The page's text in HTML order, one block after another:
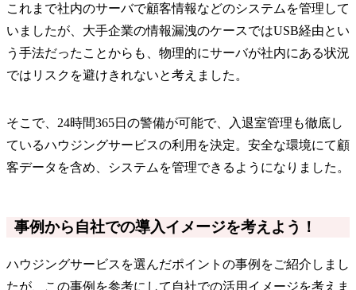
これまで社内のサーバで顧客情報などのシステムを管理して
いましたが、大手企業の情報漏洩のケースではUSB経由とい
う手法だったことからも、物理的にサーバが社内にある状況
ではリスクを避けきれないと考えました。
そこで、24時間365日の警備が可能で、入退室管理も徹底し
ているハウジングサービスの利用を決定。安全な環境にて顧
客データを含め、システムを管理できるようになりました。
事例から自社での導入イメージを考えよう！
ハウジングサービスを選んだポイントの事例をご紹介しまし
たが、この事例を参考にして自社での活用イメージを考えま